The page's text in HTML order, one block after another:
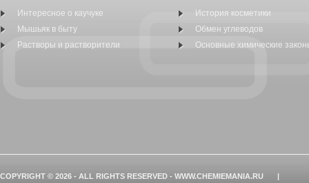
Интересное о каучуке
Мышьяк в быту
Растворы и растворители
История косметики
Обмен углеводов
Основные химические
COPYRIGHT © 2026 - ALL RIGHTS RESERVED - WWW.CHEMIEMANIA.RU |